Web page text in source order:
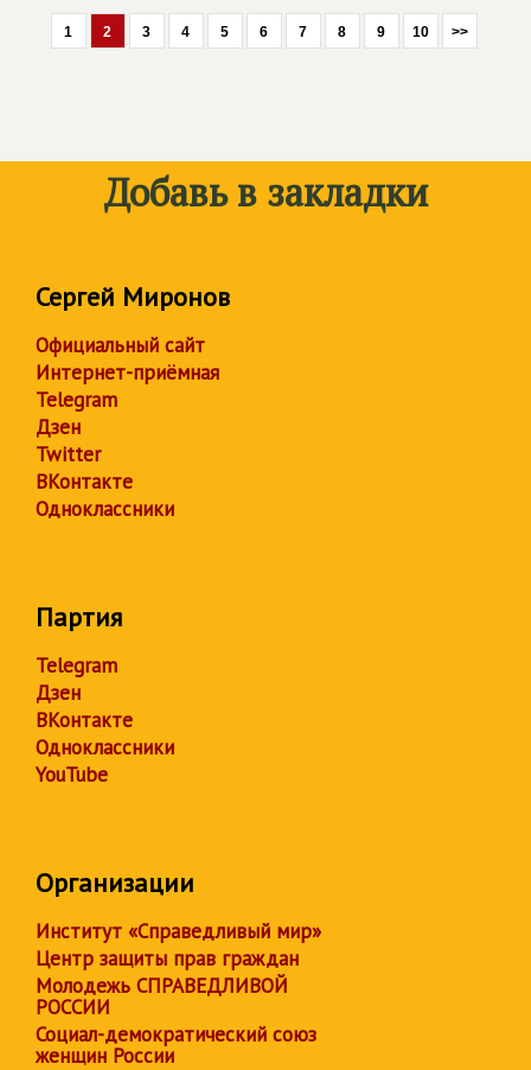
1 2 3 4 5 6 7 8 9 10 >>
Добавь в закладки
Сергей Миронов
Официальный сайт
Интернет-приёмная
Telegram
Дзен
Twitter
ВКонтакте
Одноклассники
Партия
Telegram
Дзен
ВКонтакте
Одноклассники
YouTube
Организации
Институт «Справедливый мир»
Центр защиты прав граждан
Молодежь СПРАВЕДЛИВОЙ
РОССИИ
Социал-демократический союз
женщин России